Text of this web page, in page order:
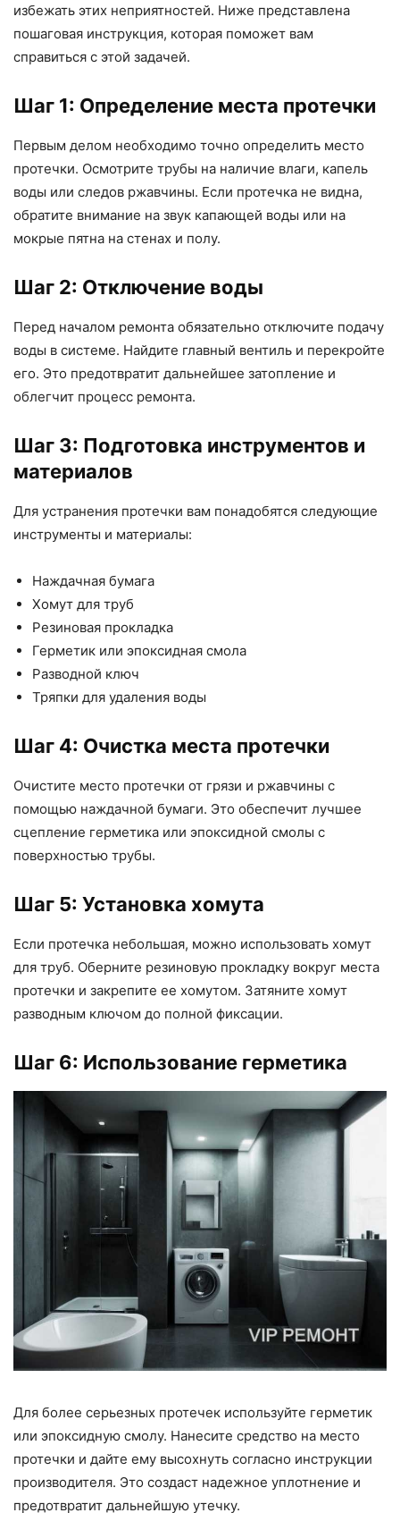
избежать этих неприятностей. Ниже представлена
пошаговая инструкция, которая поможет вам
справиться с этой задачей.
Шаг 1: Определение места протечки
Первым делом необходимо точно определить место
протечки. Осмотрите трубы на наличие влаги, капель
воды или следов ржавчины. Если протечка не видна,
обратите внимание на звук капающей воды или на
мокрые пятна на стенах и полу.
Шаг 2: Отключение воды
Перед началом ремонта обязательно отключите подачу
воды в системе. Найдите главный вентиль и перекройте
его. Это предотвратит дальнейшее затопление и
облегчит процесс ремонта.
Шаг 3: Подготовка инструментов и
материалов
Для устранения протечки вам понадобятся следующие
инструменты и материалы:
Наждачная бумага
Хомут для труб
Резиновая прокладка
Герметик или эпоксидная смола
Разводной ключ
Тряпки для удаления воды
Шаг 4: Очистка места протечки
Очистите место протечки от грязи и ржавчины с
помощью наждачной бумаги. Это обеспечит лучшее
сцепление герметика или эпоксидной смолы с
поверхностью трубы.
Шаг 5: Установка хомута
Если протечка небольшая, можно использовать хомут
для труб. Оберните резиновую прокладку вокруг места
протечки и закрепите ее хомутом. Затяните хомут
разводным ключом до полной фиксации.
Шаг 6: Использование герметика
Для более серьезных протечек используйте герметик
или эпоксидную смолу. Нанесите средство на место
протечки и дайте ему высохнуть согласно инструкции
производителя. Это создаст надежное уплотнение и
предотвратит дальнейшую утечку.